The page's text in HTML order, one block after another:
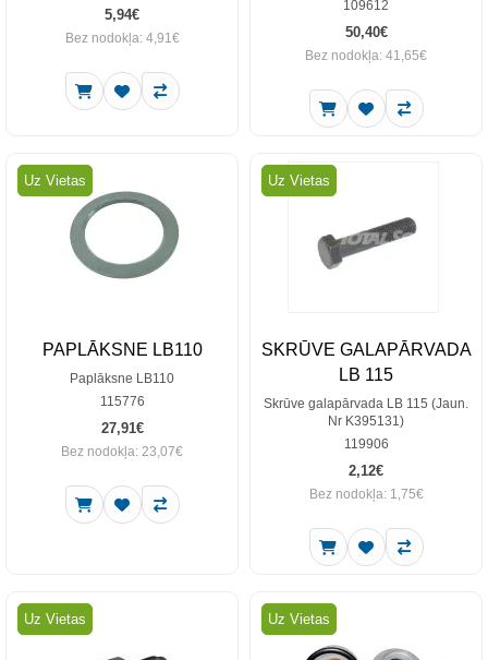
5,94€
Bez nodokļa: 4,91€
109612
50,40€
Bez nodokļa: 41,65€
Uz Vietas
PAPLĀKSNE LB110
Paplāksne LB110
115776
27,91€
Bez nodokļa: 23,07€
Uz Vietas
SKRŪVE GALAPĀRVADA
LB 115
Skrūve galapārvada LB 115 (Jaun.
Nr K395131)
119906
2,12€
Bez nodokļa: 1,75€
Uz Vietas Uz Vietas